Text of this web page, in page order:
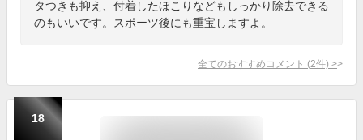
タつきも抑え、付着したほこりなどもしっかり除去できる
のもいいです。スポーツ後にも重宝しますよ。
全てのおすすめコメント (2件) >
18